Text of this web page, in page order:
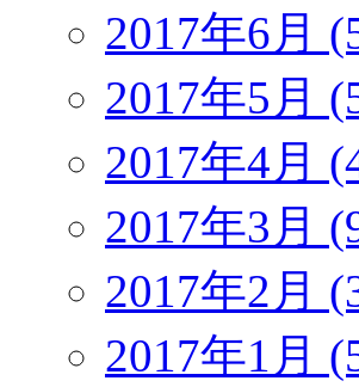
2017年6月
2017年5月
2017年4月
2017年3月
2017年2月
2017年1月